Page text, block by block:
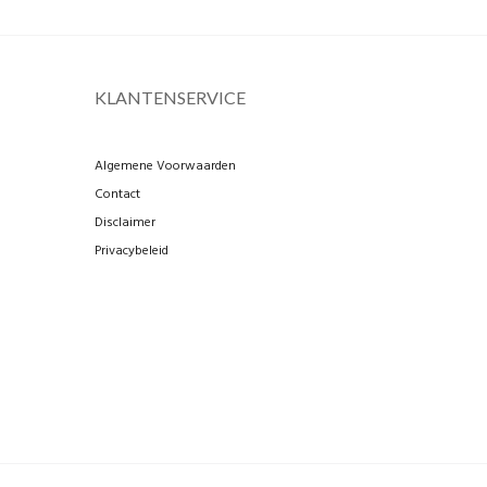
KLANTENSERVICE
Algemene Voorwaarden
Contact
Disclaimer
Privacybeleid